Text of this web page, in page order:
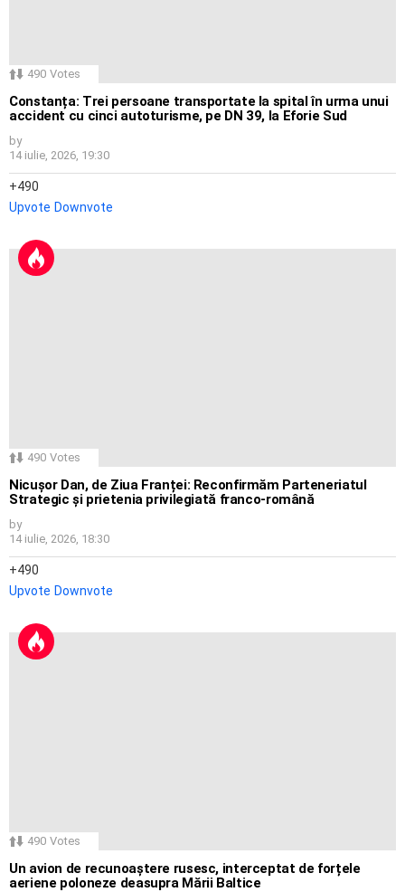
490 Votes
Constanța: Trei persoane transportate la spital în urma unui
accident cu cinci autoturisme, pe DN 39, la Eforie Sud
by
14 iulie, 2026, 19:30
490
Upvote Downvote
490 Votes
Nicușor Dan, de Ziua Franței: Reconfirmăm Parteneriatul
Strategic și prietenia privilegiată franco-română
by
14 iulie, 2026, 18:30
490
Upvote Downvote
490 Votes
Un avion de recunoaștere rusesc, interceptat de forțele
aeriene poloneze deasupra Mării Baltice